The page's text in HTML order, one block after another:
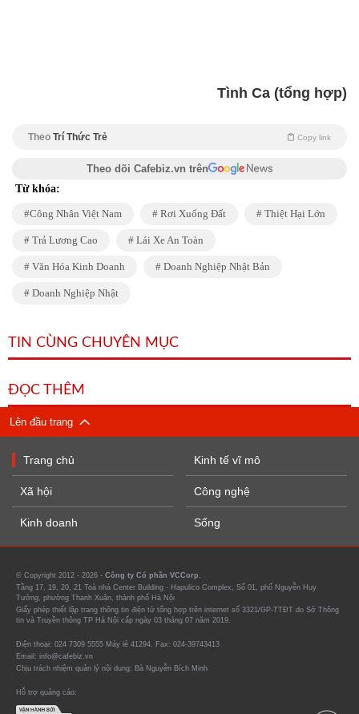
Tình Ca (tổng hợp)
Theo Trí Thức Trẻ Copy link
Theo dõi Cafebiz.vn trên
Từ khóa:
Công Nhân Việt Nam Rơi Xuống Đất Thiệt Hại Lớn
Trả Lương Cao Lái Xe An Toàn
Văn Hóa Kinh Doanh Doanh Nghiệp Nhật Bản
Doanh Nghiệp Nhật
TIN CÙNG CHUYÊN MỤC
ĐỌC THÊM
Lên đầu trang
Trang chủ
Xã hội
Kinh doanh
Kinh tế vĩ mô
Công nghệ
Sống
© Copyright 2012 - 2026 - Công ty Cổ phần VCCorp.
Tầng 17, 19, 20, 21 Toà nhà Center Building - Hapulico Complex, Số 01, phố Nguyễn Huy
Tưởng, phường Thanh Xuân, thành phố Hà Nội
Giấy phép thiết lập trang thông tin điện tử tổng hợp trên internet số 3321/GP-TTĐT do Sở Thông
tin và Truyền thông TP Hà Nội cấp ngày 03 tháng 07 năm 2019.
Điện thoại: 024 7309 5555 Máy lẻ 41294. Fax: 024-39743413
Email: info@cafebiz.vn
Chịu trách nhiệm quản lý nội dung: Bà Nguyễn Bích Minh
Hỗ trợ quảng cáo: